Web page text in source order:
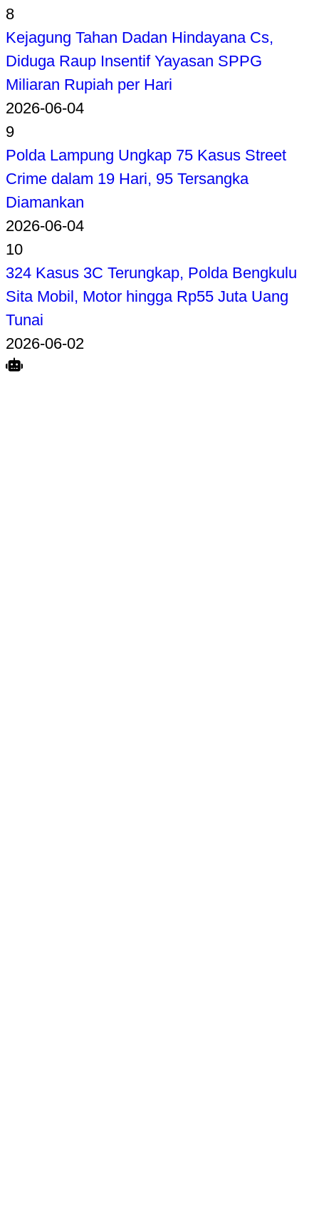
8
Kejagung Tahan Dadan Hindayana Cs,
Diduga Raup Insentif Yayasan SPPG
Miliaran Rupiah per Hari
2026-06-04
9
Polda Lampung Ungkap 75 Kasus Street
Crime dalam 19 Hari, 95 Tersangka
Diamankan
2026-06-04
10
324 Kasus 3C Terungkap, Polda Bengkulu
Sita Mobil, Motor hingga Rp55 Juta Uang
Tunai
2026-06-02